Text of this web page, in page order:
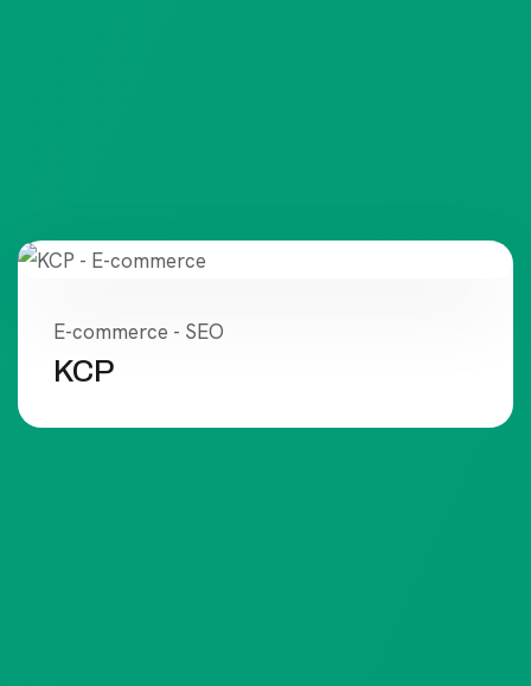
E-commerce - SEO
KCP